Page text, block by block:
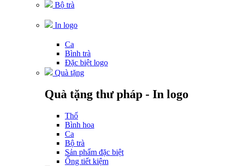
Bộ trà
In logo
Ca
Bình trà
Đặc biệt logo
Quà tặng
Quà tặng thư pháp - In logo
Thố
Bình hoa
Ca
Bộ trà
Sản phẩm đặc biệt
Ống tiết kiệm